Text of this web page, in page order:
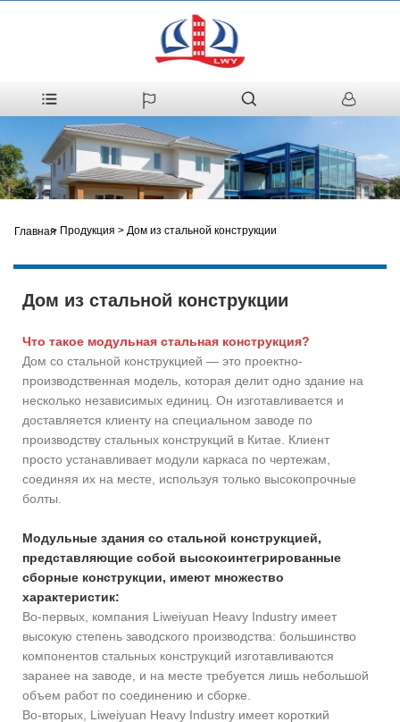
Главная
> Продукция > Дом из стальной конструкции
Дом из стальной конструкции
Что такое модульная стальная конструкция?
Дом со стальной конструкцией — это проектно-
производственная модель, которая делит одно здание на
несколько независимых единиц. Он изготавливается и
доставляется клиенту на специальном заводе по
производству стальных конструкций в Китае. Клиент
просто устанавливает модули каркаса по чертежам,
соединяя их на месте, используя только высокопрочные
болты.
Модульные здания со стальной конструкцией,
представляющие собой высокоинтегрированные
сборные конструкции, имеют множество
характеристик:
Во-первых, компания Liweiyuan Heavy Industry имеет
высокую степень заводского производства: большинство
компонентов стальных конструкций изготавливаются
заранее на заводе, и на месте требуется лишь небольшой
объем работ по соединению и сборке.
Во-вторых, Liweiyuan Heavy Industry имеет короткий